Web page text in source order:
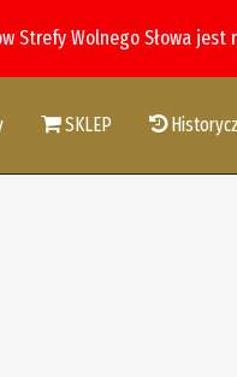
Strefy Wolnego Słowa
SKLEP